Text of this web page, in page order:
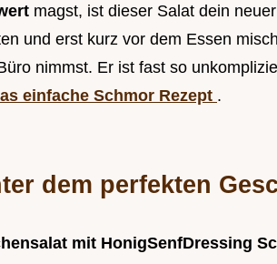
magst, ist dieser Salat dein
und erst kurz vor dem Essen
nimmst. Er ist fast so
einfache Schmor Rezept .
dem perfekten
mit HonigSenfDressing